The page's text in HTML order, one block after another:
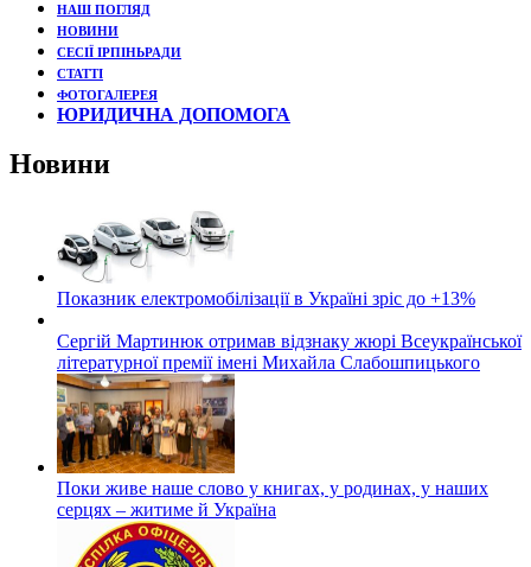
НАШ ПОГЛЯД
НОВИНИ
СЕСІЇ ІРПІНЬРАДИ
СТАТТІ
ФОТОГАЛЕРЕЯ
ЮРИДИЧНА ДОПОМОГА
Новини
Показник електромобілізації в Україні зріс до +13%
Сергій Мартинюк отримав відзнаку жюрі Всеукраїнської
літературної премії імені Михайла Слабошпицького
Поки живе наше слово у книгах, у родинах, у наших
серцях – житиме й Україна